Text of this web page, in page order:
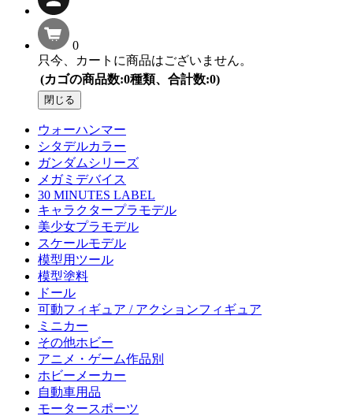
0
只今、カートに商品はございません。
(カゴの商品数:0種類、合計数:0)
閉じる
ウォーハンマー
シタデルカラー
ガンダムシリーズ
メガミデバイス
30 MINUTES LABEL
キャラクタープラモデル
美少女プラモデル
スケールモデル
模型用ツール
模型塗料
ドール
可動フィギュア / アクションフィギュア
ミニカー
その他ホビー
アニメ・ゲーム作品別
ホビーメーカー
自動車用品
モータースポーツ